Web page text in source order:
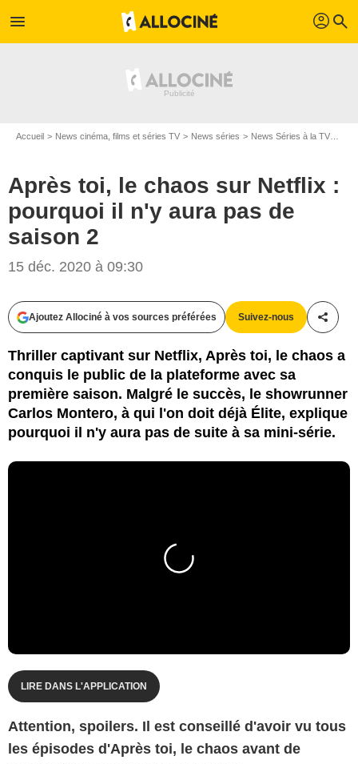
menu profil search
Accueil News cinéma, films et séries TV News séries News Séries à la TV
Après toi, le chaos sur Netflix :
pourquoi il n'y aura pas de
saison 2
15 déc. 2020 à 09:30
Ajoutez Allociné à vos sources préférées Suivez-nous
Thriller captivant sur Netflix, Après toi, le chaos a
conquis le public de la plateforme avec sa
première saison. Malgré le succès, le showrunner
Carlos Montero, à qui l'on doit déjà Élite, explique
pourquoi il n'y aura pas de suite à sa mini-série.
LIRE DANS L'APPLICATION
Attention, spoilers. Il est conseillé d'avoir vu tous
les épisodes d'Après toi, le chaos avant de